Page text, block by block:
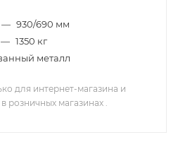
— 930/690 мм
— 1350 кг
металл
для интернет-магазина и
розничных магазинах .